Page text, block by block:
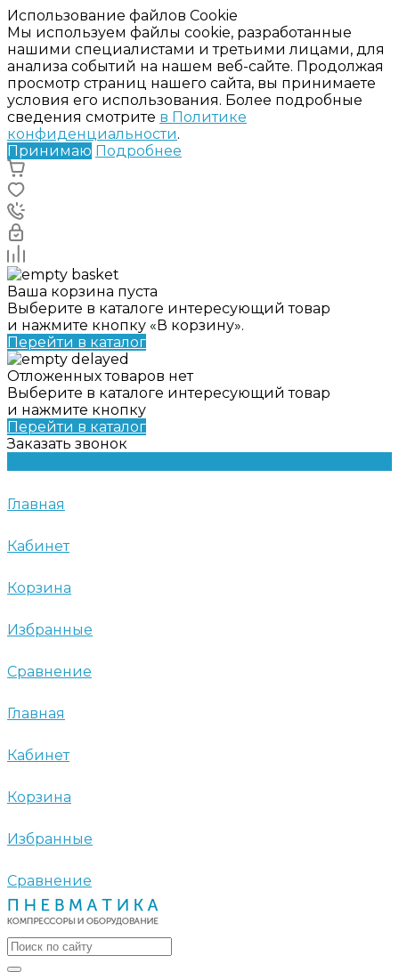
Использование файлов Cookie
Мы используем файлы cookie, разработанные
нашими специалистами и третьими лицами, для
анализа событий на нашем веб-сайте. Продолжая
просмотр страниц нашего сайта, вы принимаете
условия его использования. Более подробные
сведения смотрите в Политике
конфиденциальности.
Принимаю Подробнее
Ваша корзина пуста
Выберите в каталоге интересующий товар
и нажмите кнопку «В корзину».
Перейти в каталог
Отложенных товаров нет
Выберите в каталоге интересующий товар
и нажмите кнопку
Перейти в каталог
Заказать звонок
Главная
Кабинет
Корзина
Избранные
Сравнение
Главная
Кабинет
Корзина
Избранные
Сравнение